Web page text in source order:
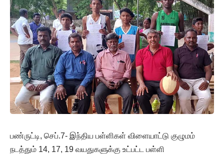
பண்ருட்டி, செப்.7- இந்திய பள்ளிகள் விளையாட்டு குழுமம்
நடத்தும் 14, 17, 19 வயதுகளுக்கு உட்பட்ட பள்ளி